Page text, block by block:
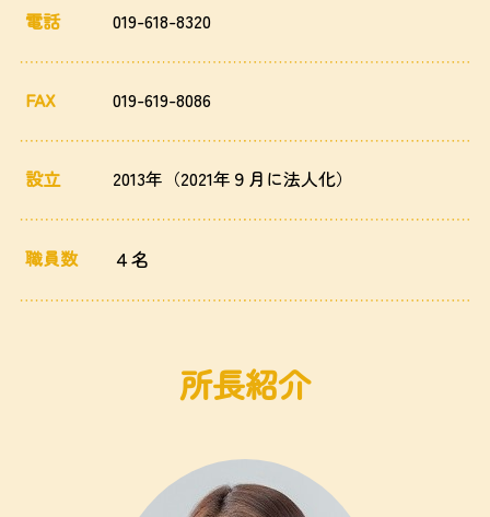
電話 019-618-8320
FAX 019-619-8086
設立 2013年（2021年９月に法人化）
職員数 ４名
所長紹介